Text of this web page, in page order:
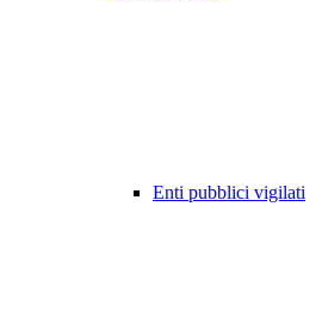
Enti pubblici vigilati